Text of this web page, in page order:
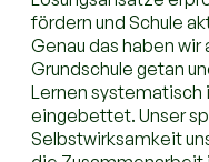
fördern und Schule
Genau das haben
Grundschule getan
Lernen systematisch
eingebettet. Unser
Selbstwirksamkeit